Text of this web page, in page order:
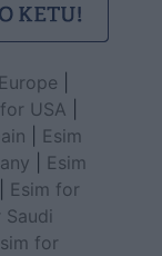
USA
Esim
Esim
Esim for
Saudi
for